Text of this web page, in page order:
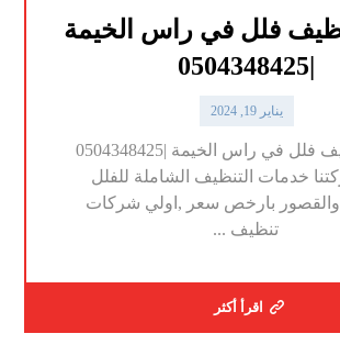
فلل في راس الخيمة
|0504348425
يناير 19, 2024
شركة تنظيف فلل في راس الخيمة |0504348425
خدمات التنظيف الشاملة للفلل
والقصور بارخص سعر ,اولي شركات
تنظيف ...
اقرأ أكثر